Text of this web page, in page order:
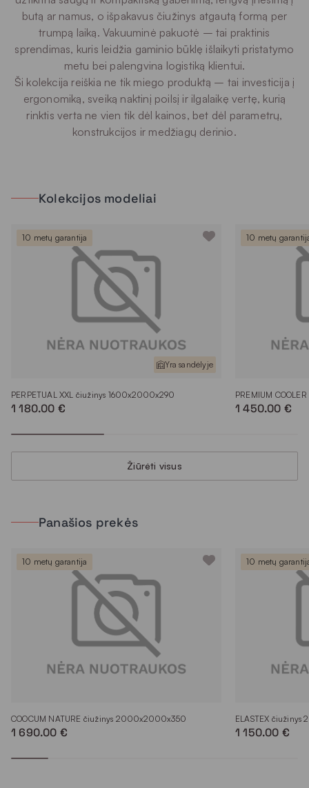
butą ar namus, o išpakavus čiužinys atgautą formą per
trumpą laiką. Vakuuminė pakuotė – tai praktinis
sprendimas, kuris leidžia gaminio būklę išlaikyti pristatymo
metu bei palengvina logistiką klientui.
Ši kolekcija reiškia ne tik miego produktą – tai investicija į
ergonomiką, sveiką naktinį poilsį ir ilgalaikę vertę, kurią
rinktis verta ne vien tik dėl kainos, bet dėl parametrų,
konstrukcijos ir medžiagų derinio.
Kolekcijos modeliai
10 metų garantija
Yra sandėlyje
PERPETUAL XXL čiužinys 1600x2000x290
1 180.00 €
10 metų
PREMIUM
1 450.00 €
Žiūrėti visus
Panašios prekės
10 metų garantija
COOCUM NATURE čiužinys 2000x2000x350
1 690.00 €
10 metų
ELASTEX
1 150.00 €